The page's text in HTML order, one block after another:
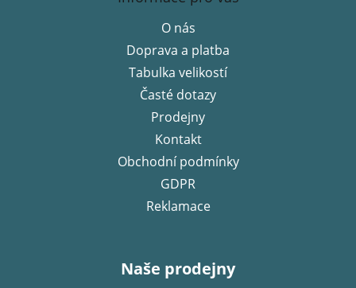
O nás
Doprava a platba
Tabulka velikostí
Časté dotazy
Prodejny
Kontakt
Obchodní podmínky
GDPR
Reklamace
Naše prodejny